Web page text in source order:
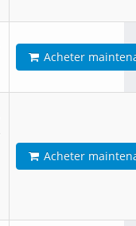
Acheter
Acheter